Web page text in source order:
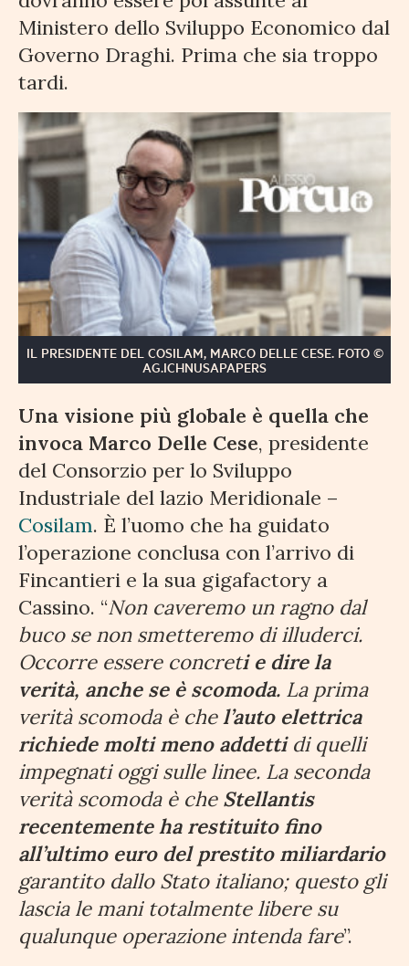
Ministero dello Sviluppo Economico dal
Governo Draghi. Prima che sia troppo
tardi.
IL PRESIDENTE DEL COSILAM, MARCO DELLE CESE. FOTO ©
AG.ICHNUSAPAPERS
Una visione più globale è quella che
invoca Marco Delle Cese, presidente
del Consorzio per lo Sviluppo
Industriale del lazio Meridionale –
Cosilam. È l’uomo che ha guidato
l’operazione conclusa con l’arrivo di
Fincantieri e la sua gigafactory a
Cassino. “Non caveremo un ragno dal
buco se non smetteremo di illuderci.
Occorre essere concreti e dire la
verità, anche se è scomoda. La prima
verità scomoda è chel’auto elettrica
richiede molti meno addetti di quelli
impegnati oggi sulle linee. La seconda
verità scomoda è che Stellantis
recentemente ha restituito fino
all’ultimo euro del prestito miliardario
garantito dallo Stato italiano; questo gli
lascia le mani totalmente libere su
qualunque operazione intenda fare”.